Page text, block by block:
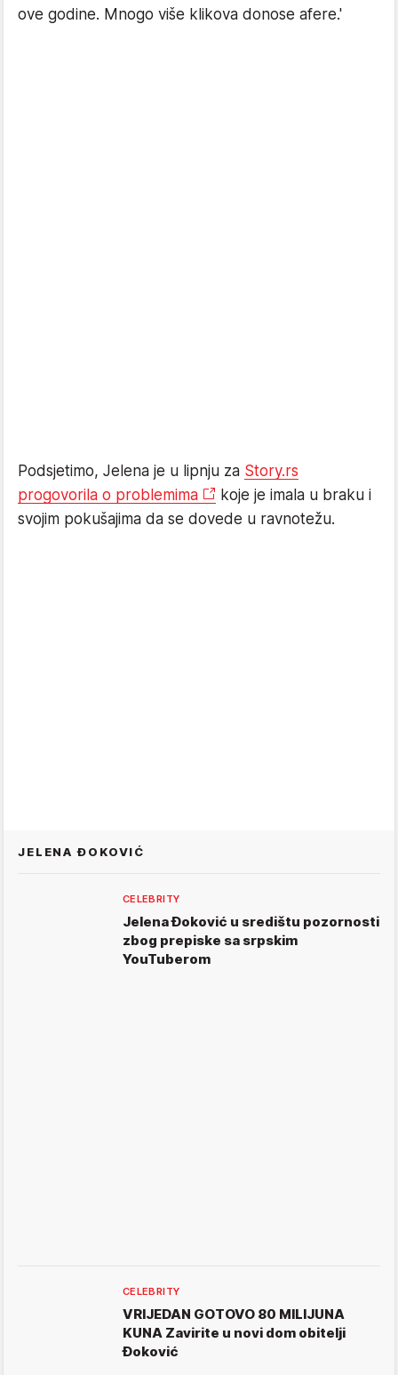
ove godine. Mnogo više klikova donose afere.'
Podsjetimo, Jelena je u lipnju za Story.rs
progovorila o problemima
koje je imala u braku i
svojim pokušajima da se dovede u ravnotežu.
JELENA ĐOKOVIĆ
CELEBRITY
Jelena Đoković u središtu pozornosti
zbog prepiske sa srpskim
YouTuberom
CELEBRITY
VRIJEDAN GOTOVO 80 MILIJUNA
KUNA Zavirite u novi dom obitelji
Đoković